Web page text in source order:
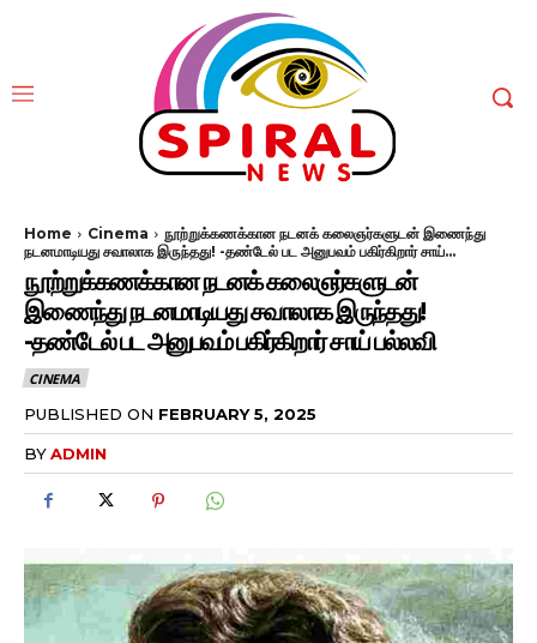
Home Cinema
நூற்றுக்கணக்கான நடனக் கலைஞர்களுடன் இணைந்து
நடனமாடியது சவாலாக இருந்தது! -தண்டேல் பட அனுபவம் பகிர்கிறார் சாய்...
நூற்றுக்கணக்கான நடனக் கலைஞர்களுடன்
இணைந்து நடனமாடியது சவாலாக இருந்தது!
-தண்டேல் பட அனுபவம் பகிர்கிறார் சாய் பல்லவி
CINEMA
PUBLISHED ON FEBRUARY 5, 2025
BYADMIN